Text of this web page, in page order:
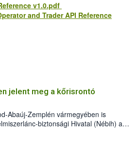
v1.0.pdf
and Trader API Reference
jelent meg a kőrisrontó
Abaúj-Zemplén vármegyében is
biztonsági Hivatal (Nébih) a
(Agrilus planipennis) jelenlétét. A
találták meg, de már fertőzött